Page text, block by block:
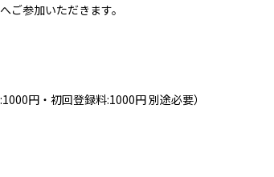
ご参加いただきます。
円・初回登録料:1000円 別途必要）